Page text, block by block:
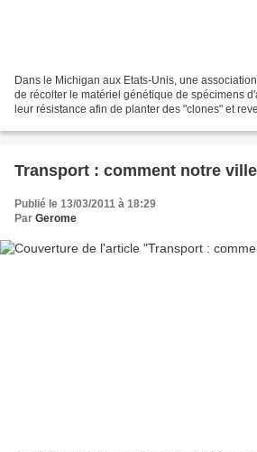
Dans le Michigan aux Etats-Unis, une
de récolter le matériel génétique de spécimens
leur résistance afin de planter des "clones" et
Transport : comment notre
Publié le 13/03/2011 à 18:29
Par Gerome